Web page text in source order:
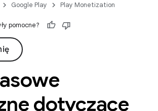
Google Play Play Monetization
pomocne?
dotyczące